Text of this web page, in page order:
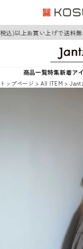
)以上お買い上げで送料無
商品一覧特集新着ア
トップページ AII ITEM